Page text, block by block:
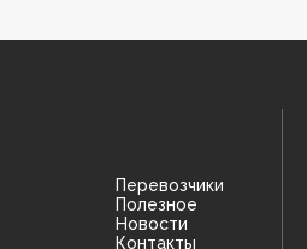
Перевозчики
Полезное
Новости
Контакты